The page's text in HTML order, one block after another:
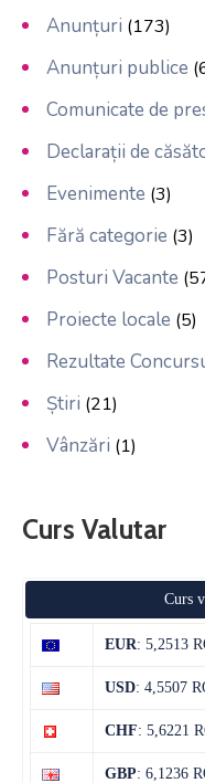
Anunțuri (173)
Anunțuri publice
Comunicate de
Declarații de
Evenimente (3)
Fără categorie (3)
Posturi Vacante
Proiecte locale (5)
Rezultate
Știri (21)
Vânzări (1)
Curs Valutar
Curs
EUR: 5,2513
USD: 4,5507
CHF: 5,6221
GBP: 6,1236